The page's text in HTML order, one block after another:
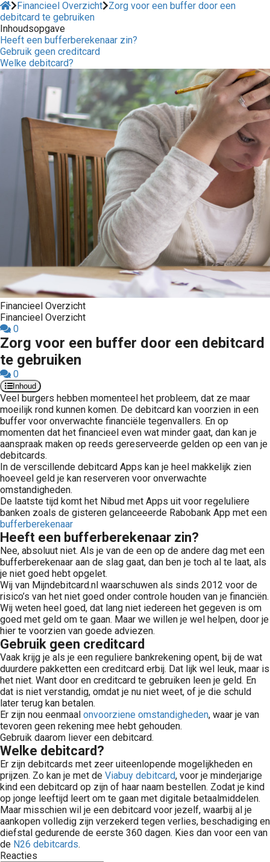
Financieel Overzicht Zorg voor een buffer door een
debitcard te gebruiken
Inhoudsopgave
Heeft een bufferberekenaar zin?
Gebruik geen creditcard
Welke debitcard?
Financieel Overzicht
Financieel Overzicht
0
Zorg voor een buffer door een debitcard
te gebruiken
0
Inhoud
Veel burgers hebben momenteel het probleem, dat ze maar
moeilijk rond kunnen komen. De debitcard kan voorzien in een
buffer voor onverwachte financiële tegenvallers. En op
momenten dat het financieel even wat minder gaat, dan kan je
aanspraak maken op reeds gereserveerde gelden op een van je
debitcards.
In de verscillende debitcard Apps kan je heel makkelijk zien
hoeveel geld je kan reserveren voor onverwachte
omstandigheden.
De laatste tijd komt het Nibud met Apps uit voor regeluliere
banken zoals de gisteren gelanceeerde Rabobank App met een
bufferberekenaar
Heeft een bufferberekenaar zin?
Nee, absoluut niet. Als je van de een op de andere dag met een
bufferberekenaar aan de slag gaat, dan ben je toch al te laat, als
je niet goed hebt opgelet.
Wij van Mijndebitcard.nl waarschuwen als sinds 2012 voor de
risico’s van het niet goed onder controle houden van je financiën.
Wij weten heel goed, dat lang niet iedereen het gegeven is om
goed met geld om te gaan. Maar we willen je wel helpen, door je
hier te voorzien van goede adviezen.
Gebruik geen creditcard
Vaak krijg je als je een reguliere bankrekening opent, bij de wat
duurdere pakketten een creditcard erbij. Dat lijk wel leuk, maar is
het niet. Want door en creditcard te gebruiken leen je geld. En
dat is niet verstandig, omdat je nu niet weet, of je die schuld
later terug kan betalen.
Er zijn nou eenmaal onvoorziene omstandigheden, waar je van
tevoren geen rekening mee hebt gehouden.
Gebruik daarom liever een debitcard.
Welke debitcard?
Er zijn debitcards met zeer uiteenlopende mogelijkheden en
prijzen. Zo kan je met de Viabuy debitcard, voor je minderjarige
kind een debitcard op zijn of haar naam bestellen. Zodat je kind
op jonge leeftijd leert om te gaan met digitale betaalmiddelen.
Maar misschien wil je een debitcard voor jezelf, waarbij al je
aankopen volledig zijn verzekerd tegen verlies, beschadiging en
diefstal gedurende de eerste 360 dagen. Kies dan voor een van
de N26 debitcards.
Reacties